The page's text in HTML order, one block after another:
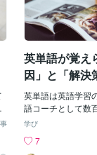
がわかる。それに
語のスペルを見て
は、なんとなく想
音記号がなければ
ます。そしてネイ
がら、自分の英語
所をネイティブの
よいのです。もし
読んでいるのであ
社のワードに搭載
能などを使えば、
くことができます
などの文章投稿サ
した英文にデフォ
著作権がある英文
英単語が覚え
因」と「解決
英単語は英語学習
語コーチとして数
きましたが、英単
す。正直暗記のコ
学び
7